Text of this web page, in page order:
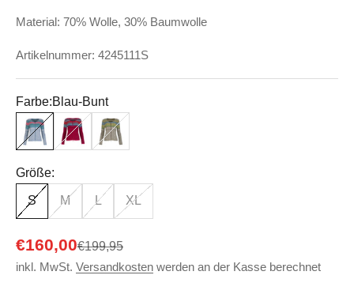
Material: 70% Wolle, 30% Baumwolle
Artikelnummer: 4245111S
Farbe:Blau-Bunt
Blau-BuntRot-BuntVerde-Bunt
Größe:
S M L XL
Angebot
€160,00Regulärer Preis
€199,95
inkl. MwSt. Versandkosten werden an der Kasse berechnet